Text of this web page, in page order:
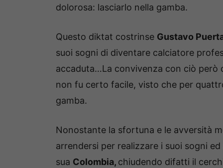
dolorosa: lasciarlo nella gamba.
Questo diktat costrinse Gustavo
suoi sogni di diventare calciatore
accaduta…La convivenza con ciò però
non fu certo facile, visto che per
gamba.
Nonostante la sfortuna e le avversità
arrendersi per realizzare i suoi sogni
sua Colombia, chiudendo difatti il